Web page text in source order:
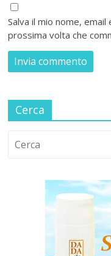
Salva il mio nome,
prossima volta che
Cerca